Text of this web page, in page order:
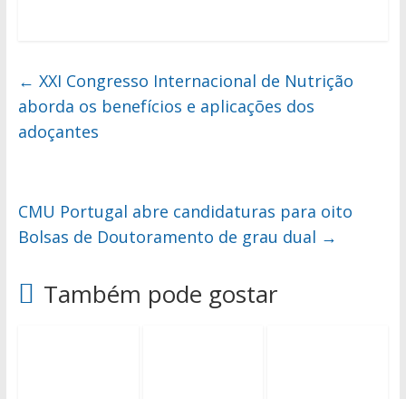
← XXI Congresso Internacional de Nutrição
aborda os benefícios e aplicações dos
adoçantes
CMU Portugal abre candidaturas para oito
Bolsas de Doutoramento de grau dual →
Também pode gostar